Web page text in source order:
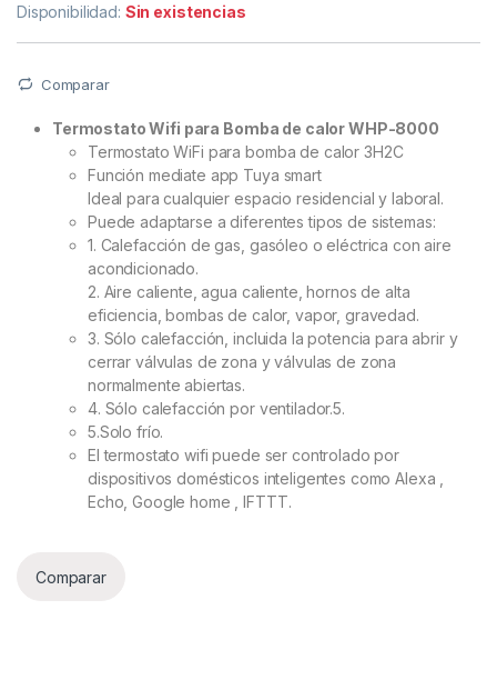
Disponibilidad: Sin existencias
Comparar
Termostato Wifi para Bomba de calor WHP-8000
Termostato WiFi para bomba de calor 3H2C
Función mediate app Tuya smart
Ideal para cualquier espacio residencial y laboral.
Puede adaptarse a diferentes tipos de sistemas:
1. Calefacción de gas, gasóleo o eléctrica con aire
acondicionado.
2. Aire caliente, agua caliente, hornos de alta
eficiencia, bombas de calor, vapor, gravedad.
3. Sólo calefacción, incluida la potencia para abrir y
cerrar válvulas de zona y válvulas de zona
normalmente abiertas.
4. Sólo calefacción por ventilador.5.
5.Solo frío.
El termostato wifi puede ser controlado por
dispositivos domésticos inteligentes como Alexa ,
Echo, Google home , IFTTT.
Comparar